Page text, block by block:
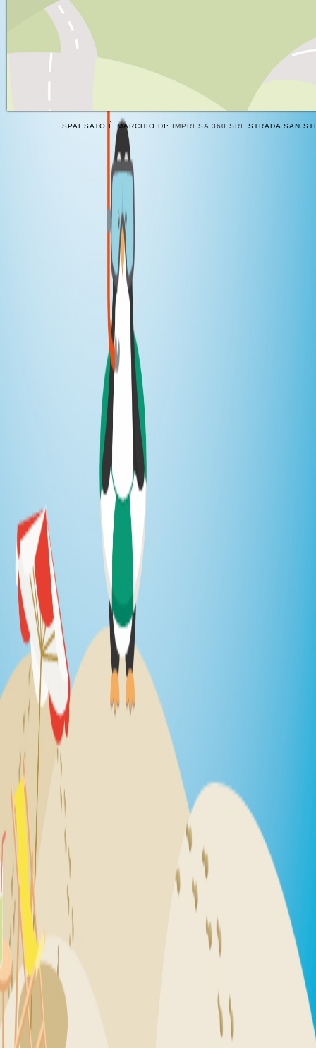
SPAESATO È MARCHIO DI: IMPRESA 360 SRL STRADA SAN